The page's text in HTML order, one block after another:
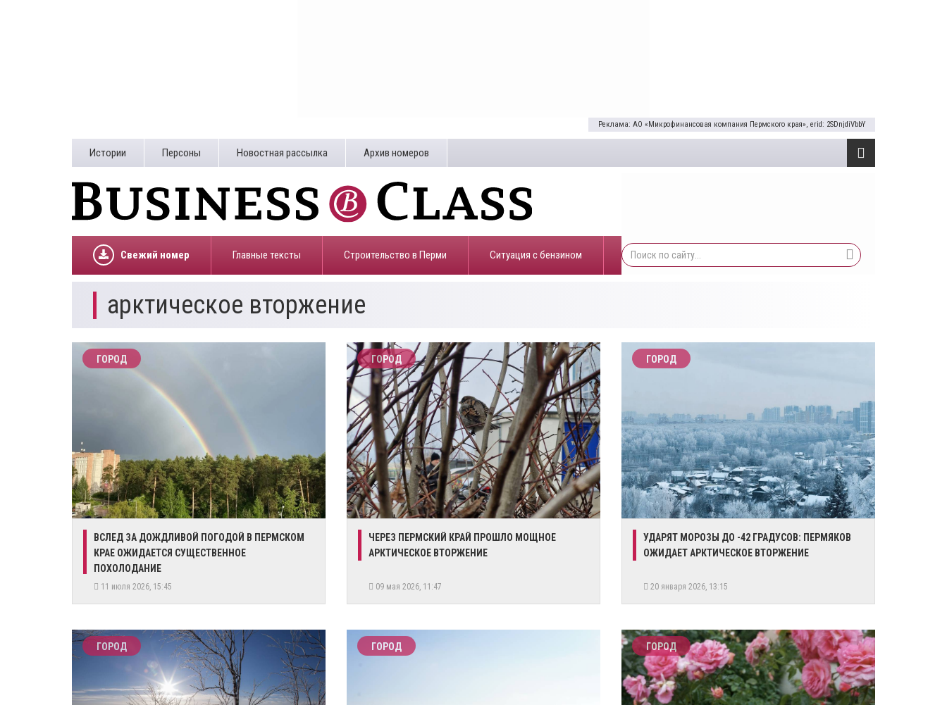
Реклама: АО «Микрофинансовая компания Пермского края», erid: 2SDnjdiVbbY
Истории Персоны Новостная рассылка Архив номеров
Свежий номер Главные тексты Строительство в Перми ​Ситуация с бензином
арктическое вторжение
ГОРОД
ВСЛЕД ЗА ДОЖДЛИВОЙ ПОГОДОЙ В ПЕРМСКОМ
КРАЕ ОЖИДАЕТСЯ СУЩЕСТВЕННОЕ
ПОХОЛОДАНИЕ
11 июля 2026, 15:45
ГОРОД
ЧЕРЕЗ ПЕРМСКИЙ КРАЙ ПРОШЛО МОЩНОЕ
АРКТИЧЕСКОЕ ВТОРЖЕНИЕ
09 мая 2026, 11:47
ГОРОД
УДАРЯТ МОРОЗЫ ДО -42 ГРАДУСОВ: ПЕРМЯКОВ
ОЖИДАЕТ АРКТИЧЕСКОЕ ВТОРЖЕНИЕ
20 января 2026, 13:15
ГОРОД ГОРОД ГОРОД